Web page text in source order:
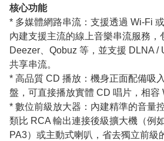
核心功能
* 多媒體網路串流：支援透過 Wi-Fi
內建支援主流的線上音樂串流服務，
Deezer、Qobuz 等，並支援 DLNA /
共享串流。
* 高品質 CD 播放：機身正面配備吸
盤，可直接播放實體 CD 唱片，相容
* 數位前級放大器：內建精準的音量
類比 RCA 輸出連接後級擴大機（例
PA3）或主動式喇叭，省去獨立前級